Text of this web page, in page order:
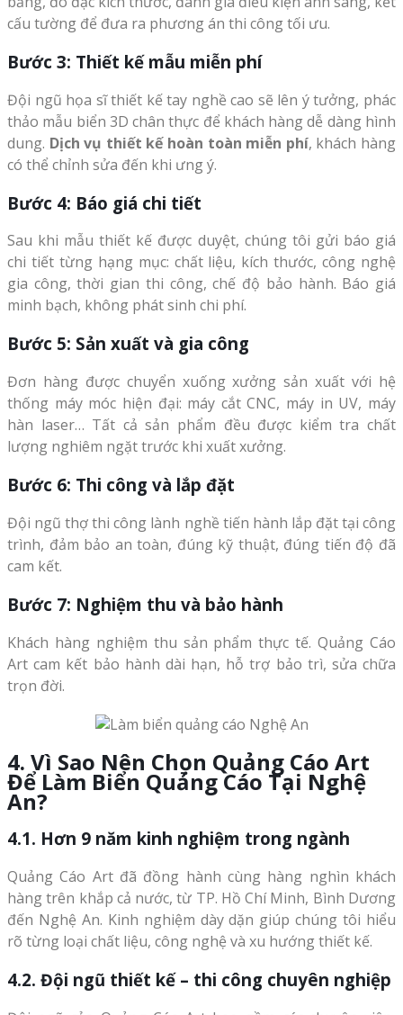
cấu tường để đưa ra phương án thi công tối ưu.
Bước 3: Thiết kế mẫu miễn phí
Đội ngũ họa sĩ thiết kế tay nghề cao sẽ lên ý tưởng, phác
thảo mẫu biển 3D chân thực để khách hàng dễ dàng hình
dung. Dịch vụ thiết kế hoàn toàn miễn phí, khách hàng
có thể chỉnh sửa đến khi ưng ý.
Bước 4: Báo giá chi tiết
Sau khi mẫu thiết kế được duyệt, chúng tôi gửi báo giá
chi tiết từng hạng mục: chất liệu, kích thước, công nghệ
gia công, thời gian thi công, chế độ bảo hành. Báo giá
minh bạch, không phát sinh chi phí.
Bước 5: Sản xuất và gia công
Đơn hàng được chuyển xuống xưởng sản xuất với hệ
thống máy móc hiện đại: máy cắt CNC, máy in UV, máy
hàn laser… Tất cả sản phẩm đều được kiểm tra chất
lượng nghiêm ngặt trước khi xuất xưởng.
Bước 6: Thi công và lắp đặt
Đội ngũ thợ thi công lành nghề tiến hành lắp đặt tại công
trình, đảm bảo an toàn, đúng kỹ thuật, đúng tiến độ đã
cam kết.
Bước 7: Nghiệm thu và bảo hành
Khách hàng nghiệm thu sản phẩm thực tế. Quảng Cáo
Art cam kết bảo hành dài hạn, hỗ trợ bảo trì, sửa chữa
trọn đời.
4. Vì Sao Nên Chọn Quảng Cáo Art
Để Làm Biển Quảng Cáo Tại Nghệ
An?
4.1. Hơn 9 năm kinh nghiệm trong ngành
Quảng Cáo Art đã đồng hành cùng hàng nghìn khách
hàng trên khắp cả nước, từ TP. Hồ Chí Minh, Bình Dương
đến Nghệ An. Kinh nghiệm dày dặn giúp chúng tôi hiểu
rõ từng loại chất liệu, công nghệ và xu hướng thiết kế.
4.2. Đội ngũ thiết kế – thi công chuyên nghiệp